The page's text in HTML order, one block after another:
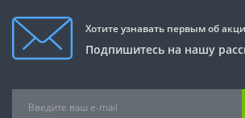
Хотите узнавать первым об
Подпишитесь на нашу